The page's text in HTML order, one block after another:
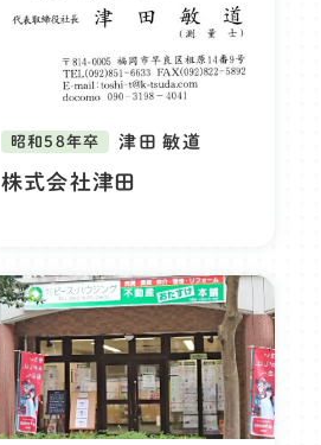
昭和58年卒 津田 敏道
株式会社津田